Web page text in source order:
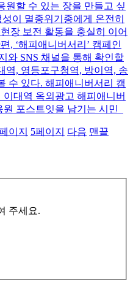
원할 수 있는 장을 만들고 싶
이 멸종위기종에게 온전히
장 보전 활동을 충실히 이어
, ‘해피애니버서리’ 캠페인
와 SNS 채널을 통해 확인할
역, 영등포구청역, 방이역, 송
수 있다. 해피애니버서리 캠
대역 옥외광고 해피애니버
포스트잇을 남기는 시민
이지 5페이지 다음 맨끝
주세요.